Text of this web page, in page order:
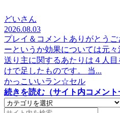
どいさん
2026.08.03
プレイ＆コメントありがとう
ーというか効果については元々
送り主に関するあたりは４人
けで足したものです。 当...
かっこいいラン☆セル
続きを読む（サイト内コメント